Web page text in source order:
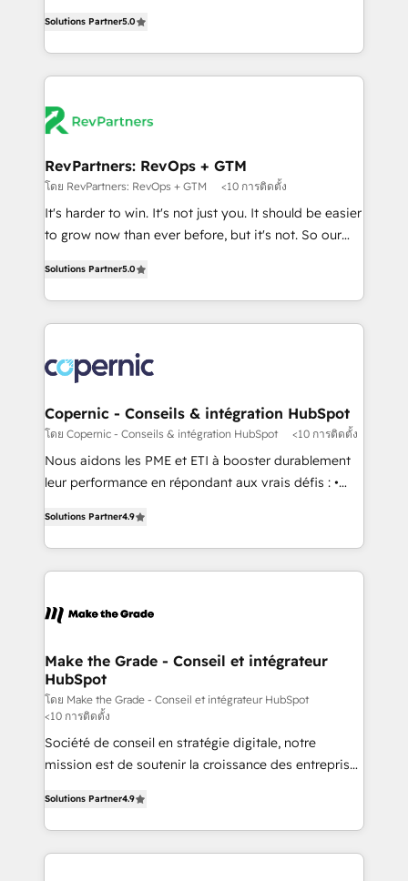
there’s a good chance one of our globally integrated
teams has worked with clients just like you Let’s
looking for...and get your next big initiative moving!
across five continents ★ AI-First, RevOps-led,
Onboarding obsessed ★ Company of the Year
2024/25 INSIDEA helps growing companies turn
team, migrate your data, and build AI-powered
your time zone. What we do ➤ Onboarding: Live in
weeks, with workflows built around your business,
not a template. ➤ Migration: Move from any legacy
CRM. Zero downtime, full data integrity. ➤
revenue process. Sales, marketing, and service wired
together. ➤ AI and Integrations: Layer Breeze AI,
rollouts, adoption coaching. Buying HubSpot,
switching to it, or reviving a stale portal? We are
Solutions Partner5.0
RevPartners: RevOps + GTM
โดย RevPartners: RevOps + GTM <10 การติดตั้ง
It's harder to win. It's not just you. It should be easier
to grow now than ever before, but it's not. So our
revenue number. We do that by bridging the gap
where agencies fail: combining GTM strategy with
technical execution to solve the right problem at the
implement your CRM. We engineer revenue
outcomes for the GTM owner on HubSpot. We Build
Different Because We're Built Different: - Secure:
Soc2 compliant 🛡️ - Onboarding: Implementations
starting from $1,5k - Clay: Elite Studio Solutions
Partner 🤝 - Global: 75+ RPers across five continents
Elite HubSpot Partner 🪴 - CRM: More Sales Hub
implementations than any other Partner 💻 -
agency for a GTM engineer’s job. The choice is
Solutions Partner5.0
Copernic - Conseils & intégration HubSpot
โดย Copernic - Conseils & intégration HubSpot <10 การติดตั้ง
Nous aidons les PME et ETI à booster durablement
leur performance en répondant aux vrais défis : •
téléphonie, etc.) • Alignement des équipes grâce à un
outil et des données partagées • Amélioration de la
collecte et de l’analyse des données pour des
de la productivité des équipes Notre équipe de 30
avec un engagement total, alignant processus
métiers et technologie, et guidant vos équipes à
travers le changement, tout en centrant vos objectifs
d’entreprise. Grâce à une méthodologie éprouvée
auprès de plus de 400 clients, nous comprenons
rapidement vos enjeux et intégrons parfaitement
votre projet HubSpot, contactez notre équipe pour
un échange dédié.
Solutions Partner4.9
Make the Grade - Conseil et intégrateur
HubSpot
โดย Make the Grade - Conseil et intégrateur HubSpot
<10 การติดตั้ง
Société de conseil en stratégie digitale, notre
mission est de soutenir la croissance des entreprises
l'intégration CRM et le développement des revenus
auprès de vos comptes existants. En France et à
l'international, nous travaillons avec des ETI
Solutions Partner4.9